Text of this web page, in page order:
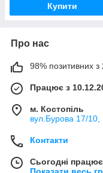
Купити
Про нас
98% позитивних з
Працює з
м. Костопіль
вул.Бурова 17/10,
Контакти
Сьогодні
Показати весь